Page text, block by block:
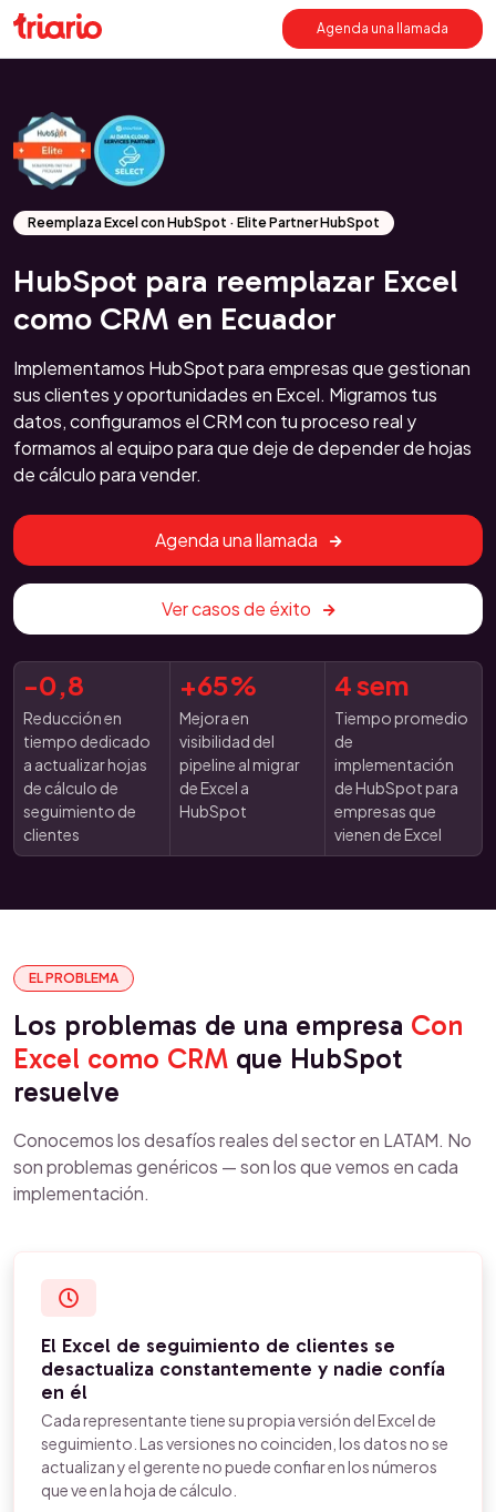
Agenda una llamada
Reemplaza Excel con HubSpot · Elite Partner HubSpot
HubSpot para reemplazar Excel
como CRM en Ecuador
Implementamos HubSpot para empresas que gestionan
sus clientes y oportunidades en Excel. Migramos tus
datos, configuramos el CRM con tu proceso real y
formamos al equipo para que deje de depender de hojas
de cálculo para vender.
Agenda una llamada
Ver casos de éxito
-0,8
Reducción en
tiempo dedicado
a actualizar hojas
de cálculo de
seguimiento de
clientes
+65%
Mejora en
visibilidad del
pipeline al migrar
de Excel a
HubSpot
4 sem
Tiempo promedio
de
implementación
de HubSpot para
empresas que
vienen de Excel
EL PROBLEMA
Los problemas de una empresa Con
Excel como CRM que HubSpot
resuelve
Conocemos los desafíos reales del sector en LATAM. No
son problemas genéricos — son los que vemos en cada
implementación.
El Excel de seguimiento de clientes se
desactualiza constantemente y nadie confía
en él
Cada representante tiene su propia versión del Excel de
seguimiento. Las versiones no coinciden, los datos no se
actualizan y el gerente no puede confiar en los números
que ve en la hoja de cálculo.